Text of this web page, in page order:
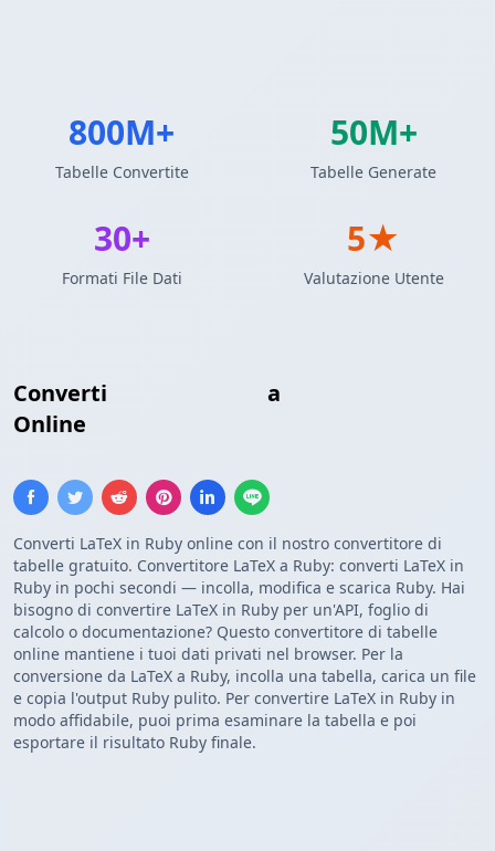
Converti a
Online
Converti LaTeX in Ruby online con il nostro convertitore di
tabelle gratuito. Convertitore LaTeX a Ruby: converti LaTeX in
Ruby in pochi secondi — incolla, modifica e scarica Ruby. Hai
bisogno di convertire LaTeX in Ruby per un'API, foglio di
calcolo o documentazione? Questo convertitore di tabelle
online mantiene i tuoi dati privati nel browser. Per la
conversione da LaTeX a Ruby, incolla una tabella, carica un file
e copia l'output Ruby pulito. Per convertire LaTeX in Ruby in
modo affidabile, puoi prima esaminare la tabella e poi
esportare il risultato Ruby finale.
800M+
Tabelle Convertite
50M+
Tabelle Generate
30+
Formati File Dati
5★
Valutazione Utente